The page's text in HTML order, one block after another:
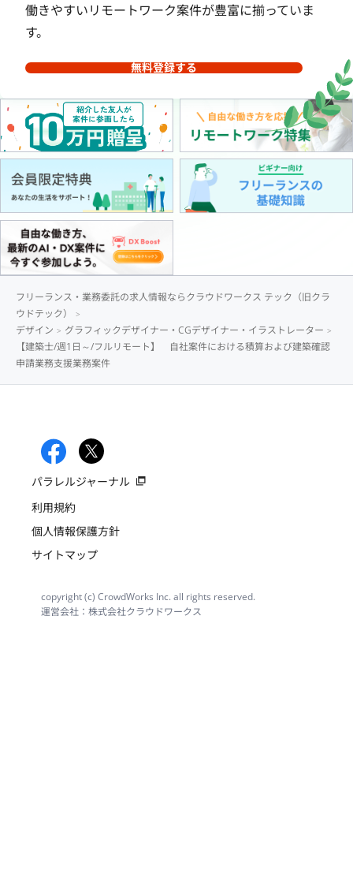
働きやすいリモートワーク案件が豊富に揃っていま
す。
無料登録する
フリーランス・業務委託の求人情報ならクラウドワークス テック（旧クラ
ウドテック）
デザイン
グラフィックデザイナー・CGデザイナー・イラストレーター
【建築士/週1日～/フルリモート】 自社案件における積算および建築確認
申請業務支援業務案件
パラレルジャーナル
利用規約
個人情報保護方針
サイトマップ
copyright (c) CrowdWorks Inc. all rights reserved.
運営会社：株式会社クラウドワークス